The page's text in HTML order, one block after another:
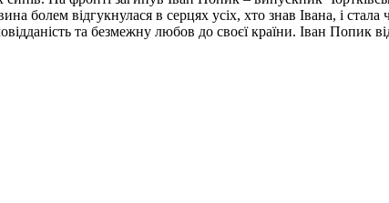
болем відгукнулася в серцях усіх, хто знав Івана, і
та безмежну любов до своєї країни. Іван Попик